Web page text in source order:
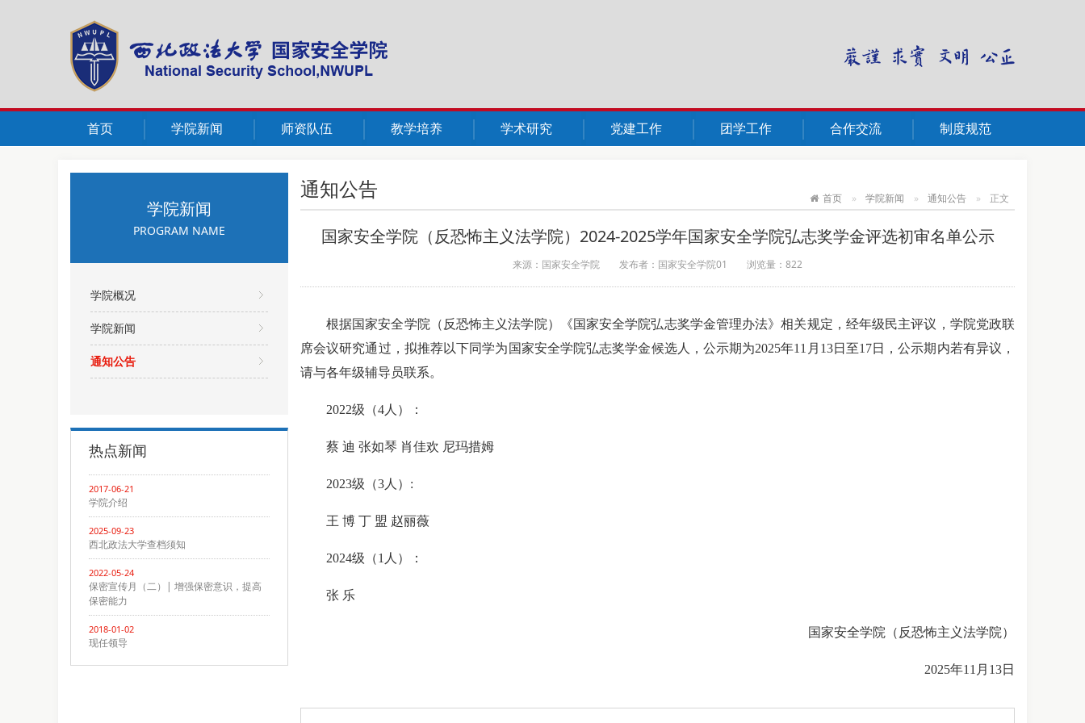
首页 学院新闻 师资队伍 教学培养 学术研究 党建工作 团学工作 合作交流 制度规范
学院新闻
PROGRAM NAME
学院概况
学院新闻
通知公告
热点新闻
2017-06-21
学院介绍
2025-09-23
西北政法大学查档须知
2022-05-24
保密宣传月（二）| 增强保密意识，提高
保密能力
2018-01-02
现任领导
首页 学院新闻 通知公告 正文
通知公告
国家安全学院（反恐怖主义法学院）2024-2025学年国家安全学院弘志奖学金评选初审名单公示
来源：国家安全学院 发布者：国家安全学院01 浏览量： 822
根据国家安全学院（反恐怖主义法学院）《国家安全学院弘志奖学金管理办法》相关规定，经年级民主评议，学院党政联
席会议研究通过，拟推荐以下同学为国家安全学院弘志奖学金候选人，公示期为2025年11月13日至17日，公示期内若有异议，
请与各年级辅导员联系。
2022级（4人）：
蔡 迪 张如琴 肖佳欢 尼玛措姆
2023级（3人）:
王 博 丁 盟 赵丽薇
2024级（1人）：
张 乐
国家安全学院（反恐怖主义法学院）
2025年11月13日